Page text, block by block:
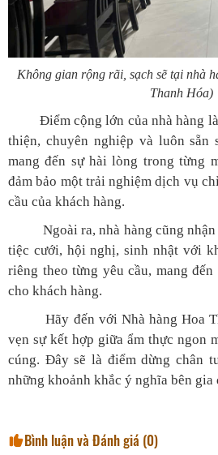
Không gian rộng rãi, sạch sẽ tại nhà
Thanh Hóa)
Điểm cộng lớn của nhà hàng là
thiện, chuyên nghiệp và luôn sẵn
mang đến sự hài lòng trong từng
đảm bảo một trải nghiệm dịch vụ
cầu của khách hàng.
Ngoài ra, nhà hàng cũng nhận
tiệc cưới, hội nghị, sinh nhật với
riêng theo từng yêu cầu, mang
cho khách hàng.
Hãy đến với Nhà hàng Hoa
vẹn sự kết hợp giữa ẩm thực ngon
cúng. Đây sẽ là điểm dừng chân
những khoảnh khắc ý nghĩa bên gia
Bình luận và Đánh giá (0)